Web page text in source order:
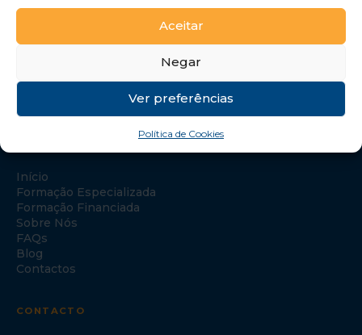
Aceitar
Negar
Ver preferências
Política de Cookies
Início
Formação Especializada
Formação Financiada
Sobre Nós
FAQs
Blog
Contactos
CONTACTO